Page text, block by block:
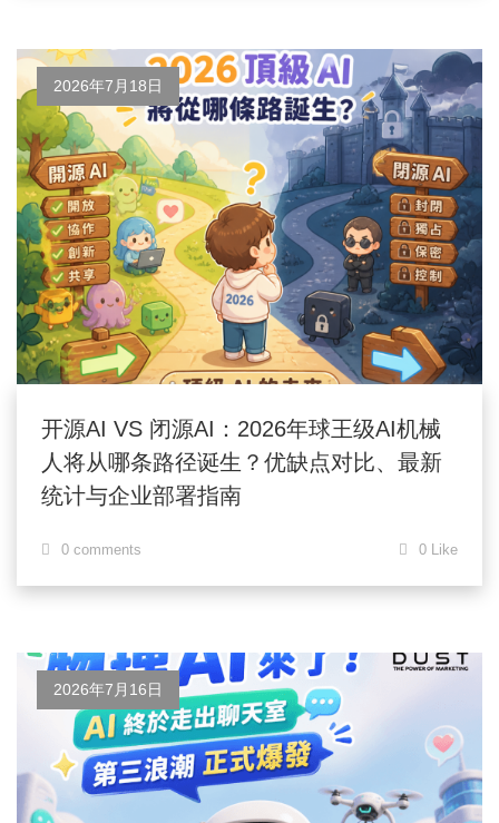
2026年7月18日
开源AI VS 闭源AI：2026年球王级AI机械
人将从哪条路径诞生？优缺点对比、最新
统计与企业部署指南
0 comments 0 Like
2026年7月16日